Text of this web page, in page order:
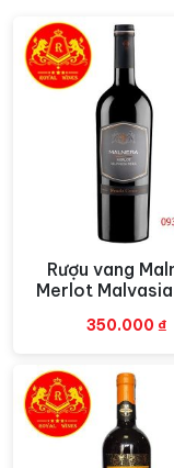
cao cấp này. Dù
Carigan trồng tại
nhưng dưới đôi
của những người
nghiệm kết hợp
khiến cho loại
mỹ cao nhất.
Rượu
Hương vị:hương
đầu tiên.
Kết hợp món ăn:
Nhiệt
Xem nhanh
Rượu vang
Merlot
350.000 ₫